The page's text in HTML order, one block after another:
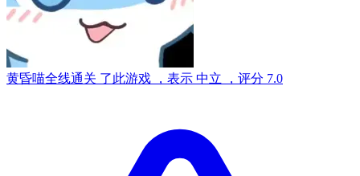
黄昏喵全线通关 了此游戏 ，表示 中立 ，评分 7.0